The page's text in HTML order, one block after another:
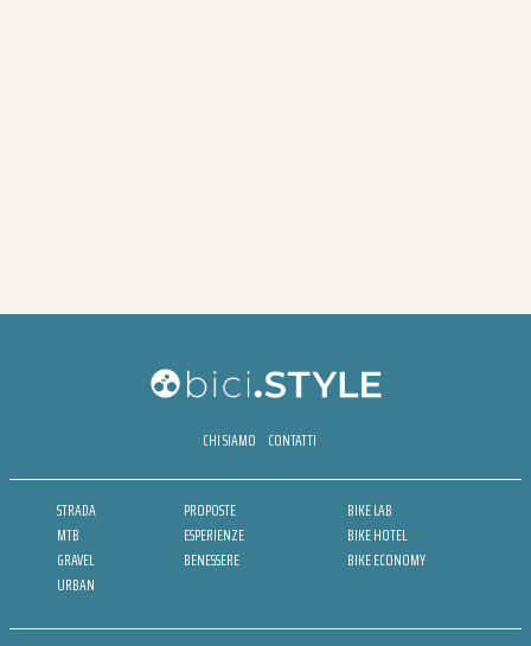
CHI SIAMO CONTATTI
STRADA
MTB
GRAVEL
URBAN
PROPOSTE
ESPERIENZE
BENESSERE
BIKE LAB
BIKE HOTEL
BIKE ECONOMY